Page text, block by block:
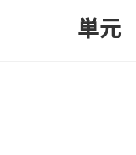
単元